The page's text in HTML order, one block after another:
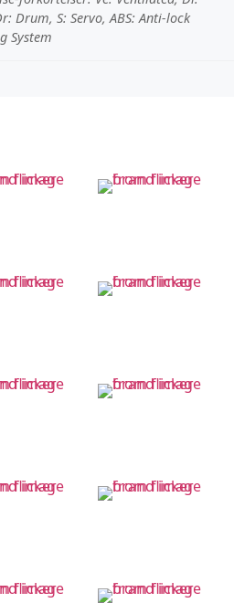
: Drum, S: Servo,ABS: Anti-lock
System